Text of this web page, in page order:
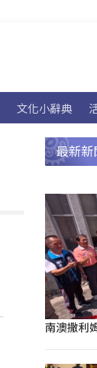
文化小辭典
最新新
南澳撒利